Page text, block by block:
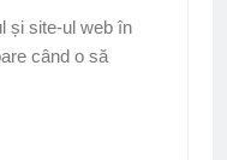
și site-ul web în
când o să